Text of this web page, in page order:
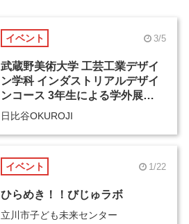
イベント 3/5
武蔵野美術大学 工芸工業デザイ
ン学科 インダストリアルデザイ
ンコース 3年生による学外展
「URBAN SWITCH」
日比谷OKUROJI
イベント 1/22
ひらめき！！びじゅラボ
立川市子ども未来センター